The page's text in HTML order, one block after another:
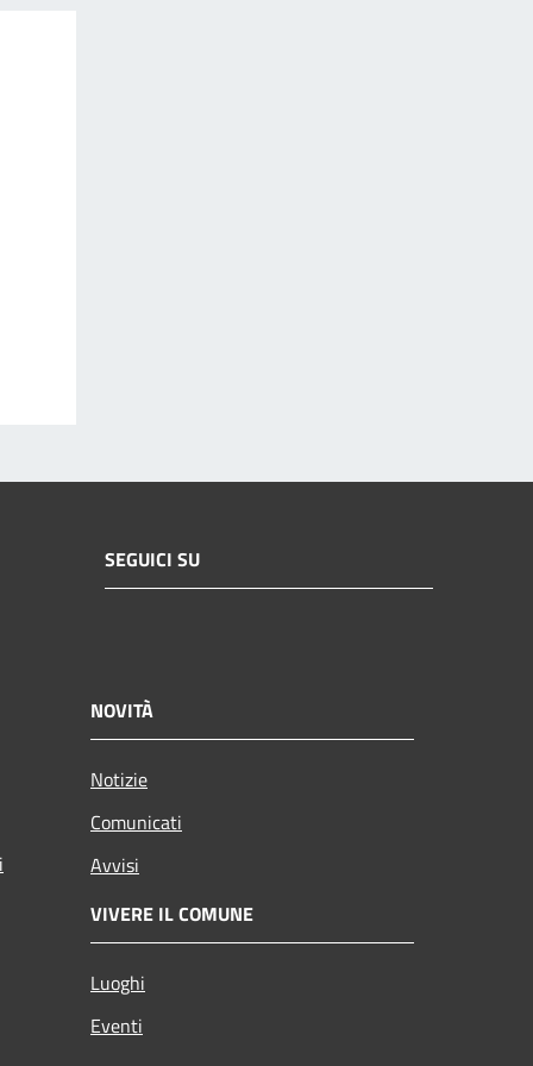
SEGUICI SU
NOVITÀ
Notizie
Comunicati
Avvisi
VIVERE IL COMUNE
Luoghi
Eventi